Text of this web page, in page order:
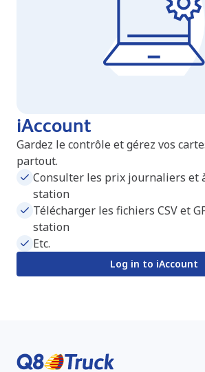
iAccount
Gardez le contrôle et gérez vos
partout.
Consulter les prix journaliers et
station
Télécharger les fichiers CSV et
station
Etc.
Log in to iAccount